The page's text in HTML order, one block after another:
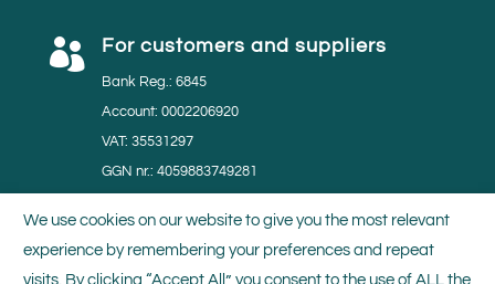
 For customers and suppliers
Bank Reg.: 6845
Account: 0002206920
VAT: 35531297
GGN nr.: 4059883749281
 Certificates
We use cookies on our website to give you the most relevant
experience by remembering your preferences and repeat
visits. By clicking “Accept All”, you consent to the use of ALL the